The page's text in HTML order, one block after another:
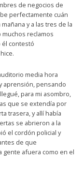
de negocios de
perfectamente cuán
y a las tres de la
reclamos
él contestó
media hora
aprensión, pensando
para mi asombro,
que se extendía por
trasera, y allí había
se abrieron a la
el cordón policial y
de que
gente afuera como en el